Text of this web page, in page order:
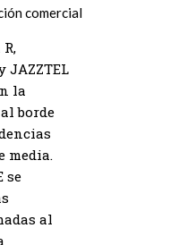
comercial
JAZZTEL
la
borde
media.
se
al